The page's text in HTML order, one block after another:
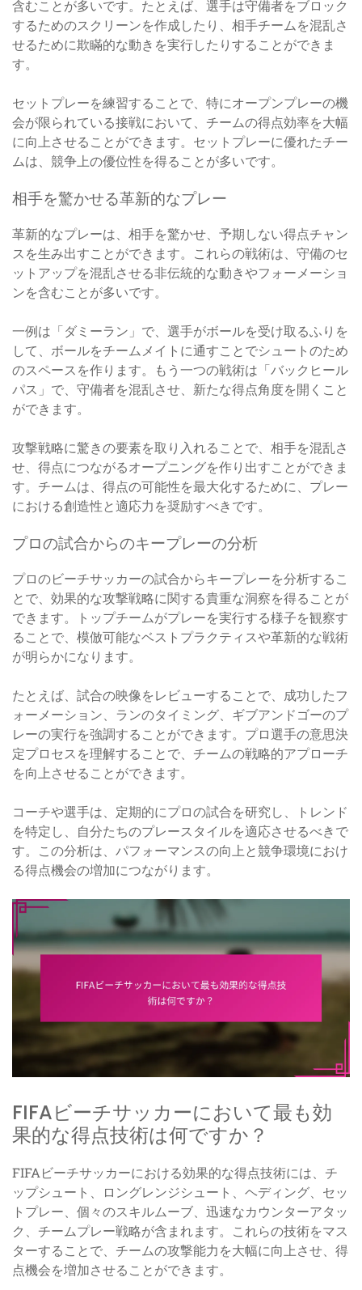
含むことが多いです。たとえば、選手は守備者をブロック
するためのスクリーンを作成したり、相手チームを混乱さ
せるために欺瞞的な動きを実行したりすることができま
す。
セットプレーを練習することで、特にオープンプレーの機
会が限られている接戦において、チームの得点効率を大幅
に向上させることができます。セットプレーに優れたチー
ムは、競争上の優位性を得ることが多いです。
相手を驚かせる革新的なプレー
革新的なプレーは、相手を驚かせ、予期しない得点チャン
スを生み出すことができます。これらの戦術は、守備のセ
ットアップを混乱させる非伝統的な動きやフォーメーショ
ンを含むことが多いです。
一例は「ダミーラン」で、選手がボールを受け取るふりを
して、ボールをチームメイトに通すことでシュートのため
のスペースを作ります。もう一つの戦術は「バックヒール
パス」で、守備者を混乱させ、新たな得点角度を開くこと
ができます。
攻撃戦略に驚きの要素を取り入れることで、相手を混乱さ
せ、得点につながるオープニングを作り出すことができま
す。チームは、得点の可能性を最大化するために、プレー
における創造性と適応力を奨励すべきです。
プロの試合からのキープレーの分析
プロのビーチサッカーの試合からキープレーを分析するこ
とで、効果的な攻撃戦略に関する貴重な洞察を得ることが
できます。トップチームがプレーを実行する様子を観察す
ることで、模倣可能なベストプラクティスや革新的な戦術
が明らかになります。
たとえば、試合の映像をレビューすることで、成功したフ
ォーメーション、ランのタイミング、ギブアンドゴーのプ
レーの実行を強調することができます。プロ選手の意思決
定プロセスを理解することで、チームの戦略的アプローチ
を向上させることができます。
コーチや選手は、定期的にプロの試合を研究し、トレンド
を特定し、自分たちのプレースタイルを適応させるべきで
す。この分析は、パフォーマンスの向上と競争環境におけ
る得点機会の増加につながります。
FIFAビーチサッカーにおいて最も効
果的な得点技術は何ですか？
FIFAビーチサッカーにおける効果的な得点技術には、チ
ップシュート、ロングレンジシュート、ヘディング、セッ
トプレー、個々のスキルムーブ、迅速なカウンターアタッ
ク、チームプレー戦略が含まれます。これらの技術をマス
ターすることで、チームの攻撃能力を大幅に向上させ、得
点機会を増加させることができます。